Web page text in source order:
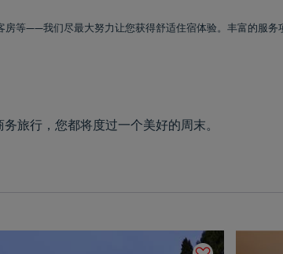
等——我们尽最大努力让您获得舒适住宿体验。丰富的服务
旅行，您都将度过一个美好的周末。